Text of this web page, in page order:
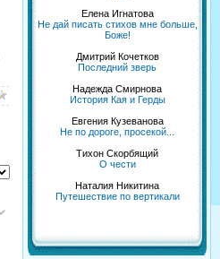
Елена Игнатова
Не дай писать стихов мне больше,
Боже!
Дмитрий Кочетков
Последний зверь
Надежда Смирнова
История Кая и Герды
Евгения Кузеванова
Не по дороге, просекой...
Тихон Скорбящий
О чести
Наталия Никитина
Путешествие по вертикали